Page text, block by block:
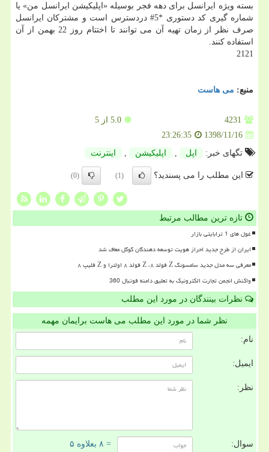
بسته ویژه ایرانسل برای دهه فجر بوسیله «اپلیكیشن ایرانسل من» یا
شماره گیری كد دستوری *5# دردسترس است و مشتركان ایرانسل
صرف نظر از زمان تهیه آن می توانند تا اختتام روز 22 بهمن از آن
استفاده كنند.
2121
منبع: می هاست
4231
5.0 از 5
1398/11/16
23:26:35
تگهای خبر:
اپل , اپلیكیشن , اینترنت
این مطلب را می پسندید؟ (1)
(0)
تازه ترین مطالب مرتبط
غول های 1 ترابایتی بازار
ایران از طرح جدید احراز هویت توسعه دهندگان گوگل معاف شد
معرفی سه مدل جدید سامسونگ Z فولد ۸، Z فولد ۸ اولترا و Z فلیپ ۸
واکنش انجمن تجارت الکترونیک به تعلیق دامنه فوتبال 360
نظرات بینندگان در مورد این مطلب
نظر شما در مورد این مطلب می هاست برایمان مهمه
نام:
ایمیل:
نظر:
سوال: = ۸ بعلاوه ۵